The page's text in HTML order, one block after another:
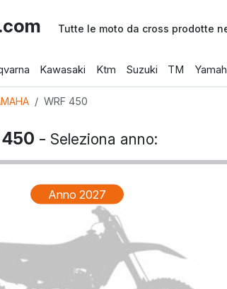
Tutte le moto da cross prodotte
Kawasaki Ktm Suzuki TM
WRF 450
450 - Seleziona anno:
Anno 2027